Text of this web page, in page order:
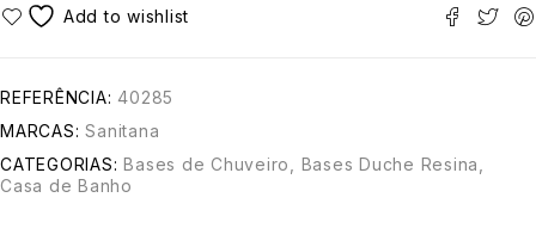
REFERÊNCIA: 40285
MARCAS: Sanitana
CATEGORIAS: Bases de Chuveiro, Bases Duche Resina,
Casa de Banho